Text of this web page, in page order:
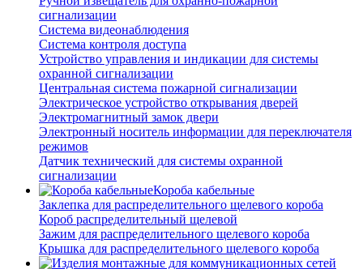
сигнализации
Система видеонаблюдения
Система контроля доступа
Устройство управления и индикации для системы
охранной сигнализации
Центральная система пожарной сигнализации
Электрическое устройство открывания дверей
Электромагнитный замок двери
Электронный носитель информации для переключателя
режимов
Датчик технический для системы охранной
сигнализации
Короба кабельные
Заклепка для распределительного щелевого короба
Короб распределительный щелевой
Зажим для распределительного щелевого короба
Крышка для распределительного щелевого короба